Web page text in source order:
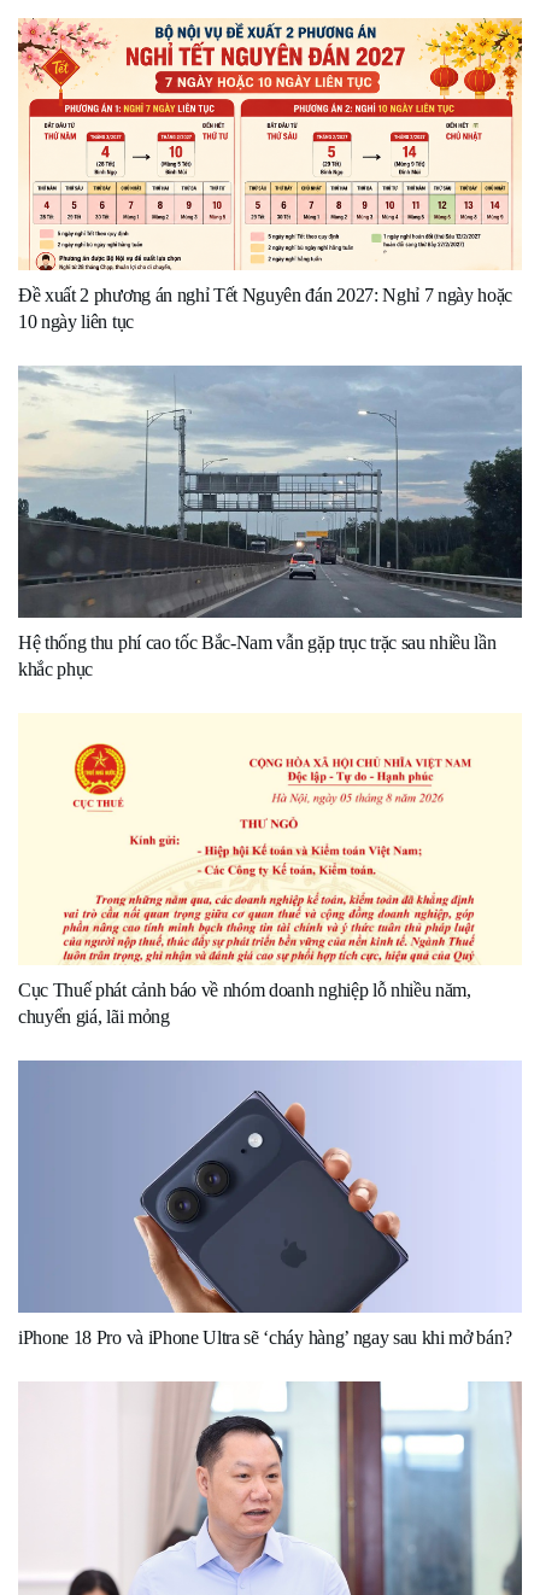
Đề xuất 2 phương án nghỉ Tết Nguyên đán 2027: Nghỉ 7 ngày hoặc
10 ngày liên tục
Hệ thống thu phí cao tốc Bắc-Nam vẫn gặp trục trặc sau nhiều lần
khắc phục
Cục Thuế phát cảnh báo về nhóm doanh nghiệp lỗ nhiều năm,
chuyển giá, lãi mỏng
iPhone 18 Pro và iPhone Ultra sẽ ‘cháy hàng’ ngay sau khi mở bán?